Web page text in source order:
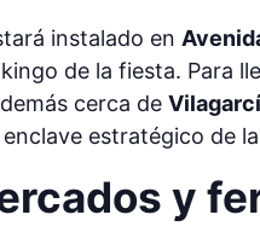
instalado en
de la fiesta. Para
cerca de
estratégico de
y